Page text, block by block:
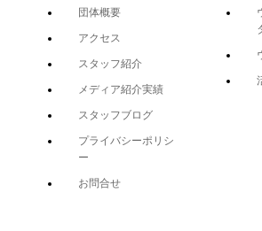
団体概要
アクセス
スタッフ紹介
メディア紹介実績
スタッフブログ
プライバシーポリシ
ー
お問合せ